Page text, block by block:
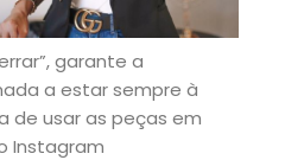
garante a
a estar sempre à
de usar as peças em
Instagram